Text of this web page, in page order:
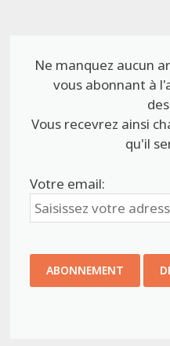
Ne manquez aucun
vous abonnant à
Vous recevrez ainsi
qu'il
Votre email: